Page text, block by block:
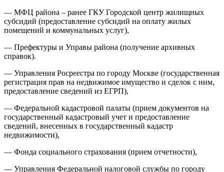
— МФЦ района – ранее ГКУ Городской центр жилищных
субсидий (предоставление субсидий на оплату жилых
помещений и коммунальных услуг),
— Префектуры и Управы района (получение архивных
справок).
— Управления Росреестра по городу Москве (государственная
регистрация прав на недвижимое имущество и сделок с ним,
предоставление сведений из ЕГРП),
— Федеральной кадастровой палаты (прием документов на
государственный кадастровый учет и предоставление
сведений, внесенных в государственный кадастр
недвижимости),
— Фонда социального страхования (прием отчетности),
— Управления Федеральной налоговой службы по городу